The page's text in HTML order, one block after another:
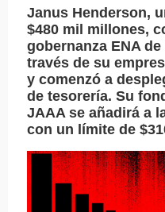
Janus Henderson,
$480 mil millones,
gobernanza ENA
través de su
y comenzó a
de tesorería. Su
JAAA se añadirá a
con un límite de